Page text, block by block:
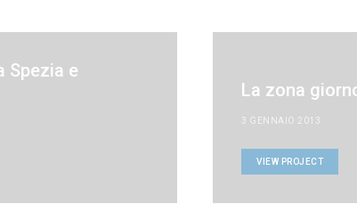
Spezia e
La zona
3 GENNAIO 2013
VIEW PROJECT